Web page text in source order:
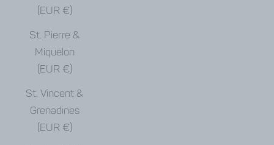
(EUR €)
St. Pierre &
Miquelon
(EUR €)
St. Vincent &
Grenadines
(EUR €)